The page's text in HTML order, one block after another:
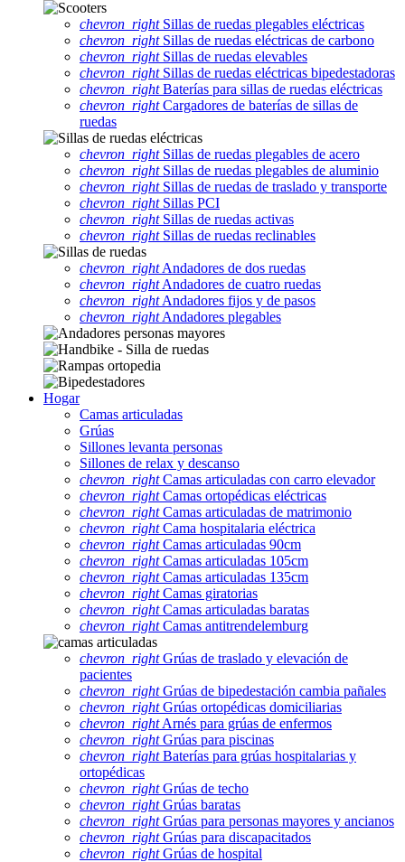
chevron_rightSillas de ruedas plegables eléctricas
chevron_rightSillas de ruedas eléctricas de carbono
chevron_rightSillas de ruedas elevables
chevron_rightSillas de ruedas eléctricas bipedestadoras
chevron_rightBaterías para sillas de ruedas eléctricas
chevron_rightCargadores de baterías de sillas de
ruedas
chevron_rightSillas de ruedas plegables de acero
chevron_rightSillas de ruedas plegables de aluminio
chevron_rightSillas de ruedas de traslado y transporte
chevron_rightSillas PCI
chevron_rightSillas de ruedas activas
chevron_rightSillas de ruedas reclinables
chevron_rightAndadores de dos ruedas
chevron_rightAndadores de cuatro ruedas
chevron_rightAndadores fijos y de pasos
chevron_rightAndadores plegables
Hogar
Camas articuladas
Grúas
Sillones levanta personas
Sillones de relax y descanso
chevron_rightCamas articuladas con carro elevador
chevron_rightCamas ortopédicas eléctricas
chevron_rightCamas articuladas de matrimonio
chevron_rightCama hospitalaria eléctrica
chevron_rightCamas articuladas 90cm
chevron_rightCamas articuladas 105cm
chevron_rightCamas articuladas 135cm
chevron_rightCamas giratorias
chevron_rightCamas articuladas baratas
chevron_rightCamas antitrendelemburg
chevron_rightGrúas de traslado y elevación de
pacientes
chevron_rightGrúas de bipedestación cambia pañales
chevron_rightGrúas ortopédicas domiciliarias
chevron_rightArnés para grúas de enfermos
chevron_rightGrúas para piscinas
chevron_rightBaterías para grúas hospitalarias y
ortopédicas
chevron_rightGrúas de techo
chevron_rightGrúas baratas
chevron_rightGrúas para personas mayores y ancianos
chevron_rightGrúas para discapacitados
chevron_rightGrúas de hospital